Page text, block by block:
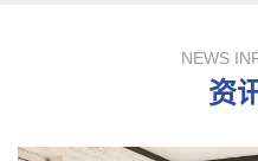
NEWS
资